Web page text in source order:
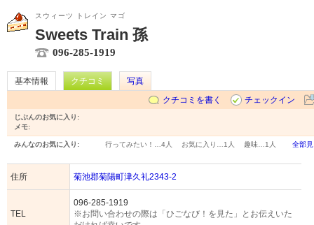
スウィーツ トレイン マゴ
Sweets Train 孫
096-285-1919
基本情報 クチコミ
写真
クチコミを書く
チェックイン
じぶんのお気に入り:
メモ:
みんなのお気に入り: 行ってみたい！… 4人 お気に入り… 1人 趣味… 1人 全部
住所 菊池郡菊陽町津久礼2343-2
TEL
096-285-1919
※お問い合わせの際は「ひごなび！を見た」とお伝えいた